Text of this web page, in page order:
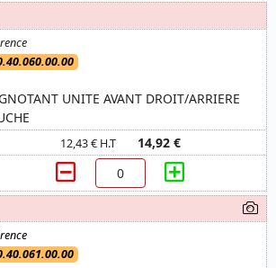
UNITE AVANT DROIT/ARRIERE
12,43 € H.T 14,92 €